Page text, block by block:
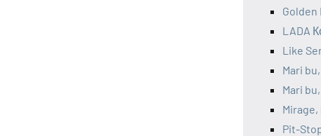
Golden
LADA
Like
Mari
Mari
Pit-